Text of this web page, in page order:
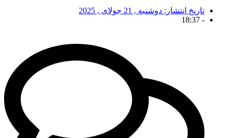
تاریخ انتشار: دوشنبه , 21 جولای , 2025
-
18:37